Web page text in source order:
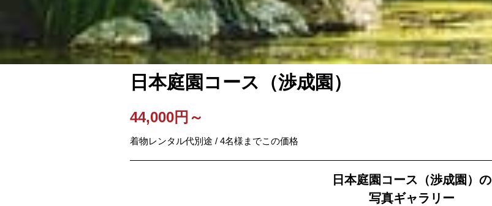
日本庭園コース（渉成園）
44,000円～
着物レンタル代別途 / 4名様までこの価格
日本庭園コース（渉成園）の
写真ギャラリー